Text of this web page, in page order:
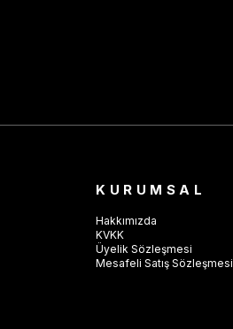
KURUMSAL
Hakkımızda
KVKK
Üyelik Sözleşmesi
Mesafeli Satış Sözleşmesi